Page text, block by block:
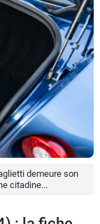
demeure son
citadine...